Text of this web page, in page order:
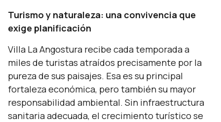
Turismo y naturaleza: una convivencia que
exige planificación
Villa La Angostura recibe cada temporada a
miles de turistas atraídos precisamente por la
pureza de sus paisajes. Esa es su principal
fortaleza económica, pero también su mayor
responsabilidad ambiental. Sin infraestructura
sanitaria adecuada, el crecimiento turístico se